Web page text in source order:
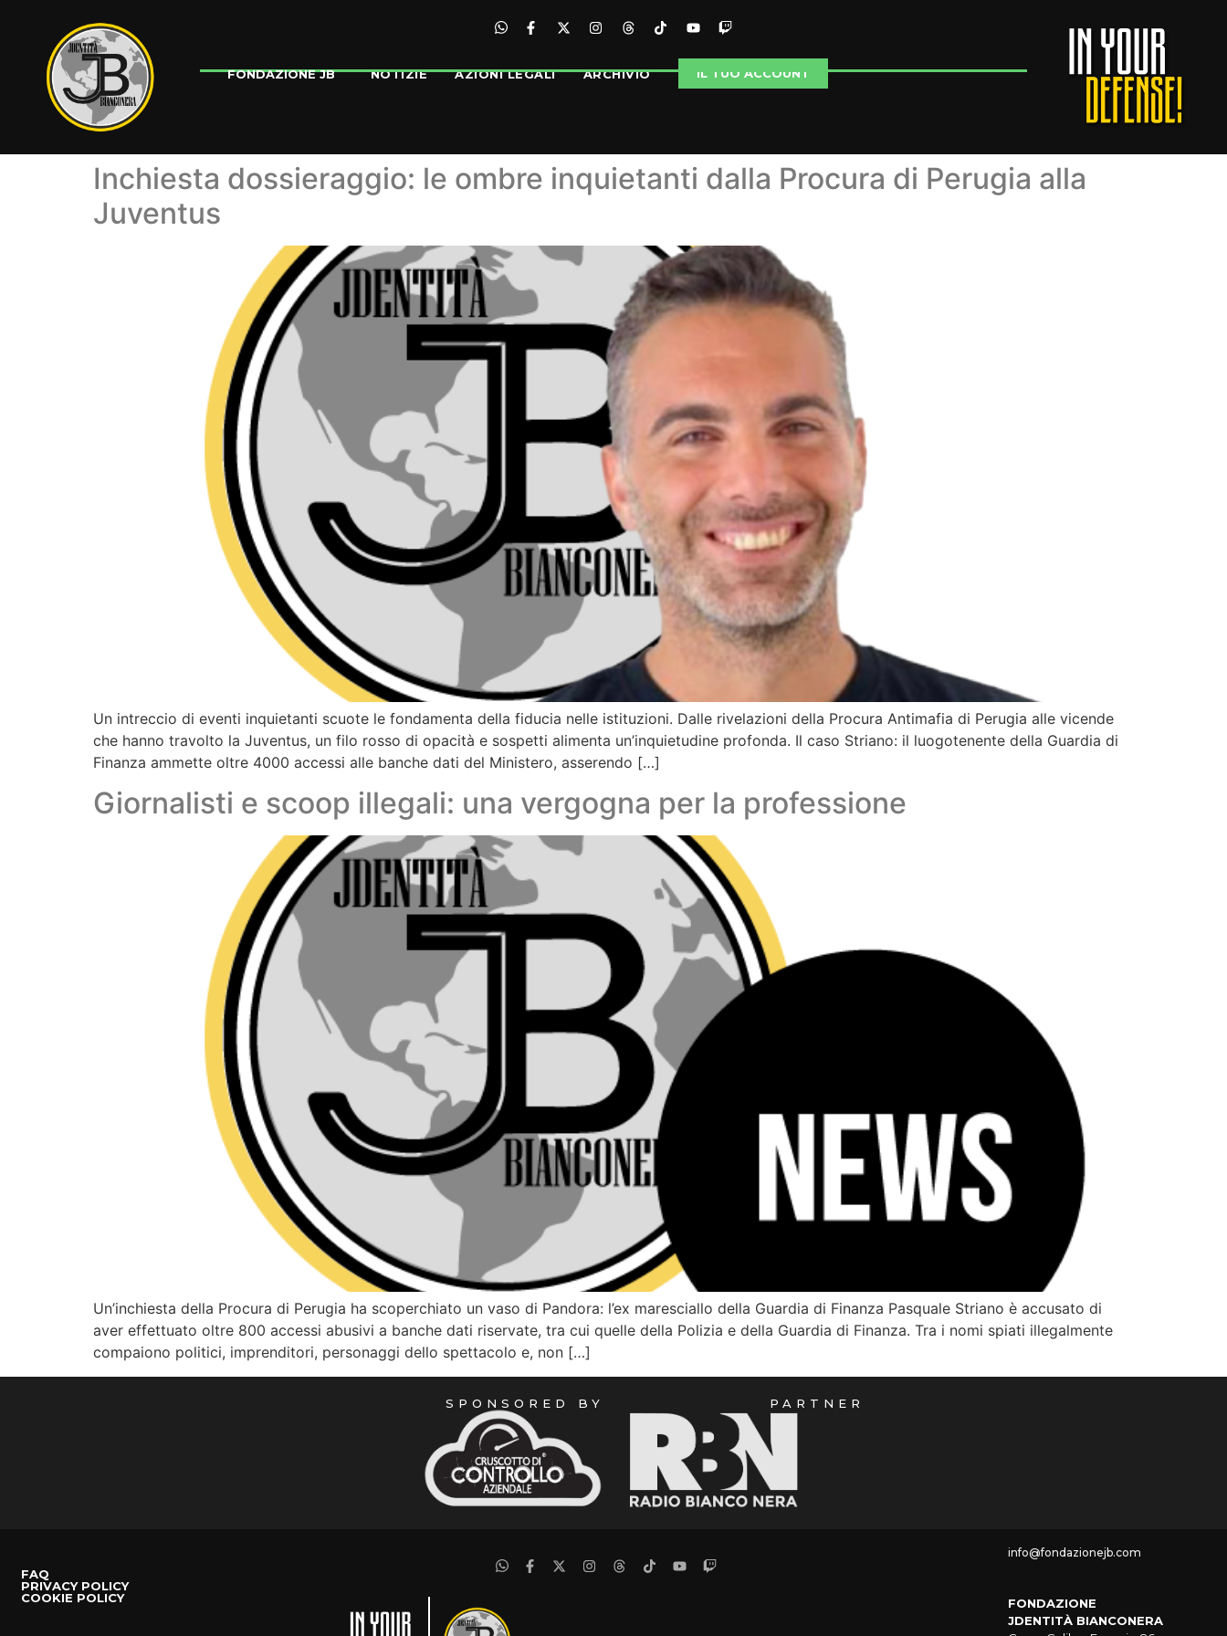
FONDAZIONE JB NOTIZIE AZIONI LEGALI ARCHIVIO IL TUO ACCOUNT
Inchiesta dossieraggio: le ombre inquietanti dalla Procura di Perugia alla
Juventus
Un intreccio di eventi inquietanti scuote le fondamenta della fiducia nelle istituzioni. Dalle rivelazioni della Procura Antimafia di Perugia alle vicende
che hanno travolto la Juventus, un filo rosso di opacità e sospetti alimenta un’inquietudine profonda. Il caso Striano: il luogotenente della Guardia di
Finanza ammette oltre 4000 accessi alle banche dati del Ministero, asserendo […]
Giornalisti e scoop illegali: una vergogna per la professione
Un’inchiesta della Procura di Perugia ha scoperchiato un vaso di Pandora: l’ex maresciallo della Guardia di Finanza Pasquale Striano è accusato di
aver effettuato oltre 800 accessi abusivi a banche dati riservate, tra cui quelle della Polizia e della Guardia di Finanza. Tra i nomi spiati illegalmente
compaiono politici, imprenditori, personaggi dello spettacolo e, non […]
SPONSORED BY PARTNER
FAQ
PRIVACY POLICY
COOKIE POLICY
info@fondazionejb.com
FONDAZIONE
JDENTITÀ BIANCONERA